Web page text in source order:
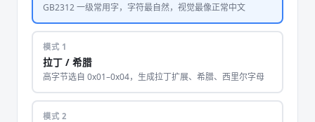
GB2312 一级常用字，字符最自然，视觉最像正常中文
模式 1
拉丁 / 希腊
高字节选自 0x01–0x04，生成拉丁扩展、希腊、西里尔字母
模式 2